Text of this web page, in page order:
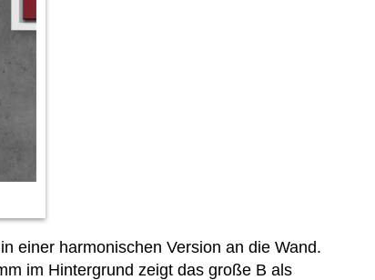
einer harmonischen Version an die Wand.
im Hintergrund zeigt das große B als